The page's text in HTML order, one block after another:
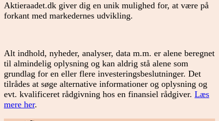
Aktieraadet.dk giver dig en unik mulighed for, at være på
forkant med markedernes udvikling.
Alt indhold, nyheder, analyser, data m.m. er alene beregnet
til almindelig oplysning og kan aldrig stå alene som
grundlag for en eller flere investeringsbeslutninger. Det
tilrådes at søge alternative informationer og oplysning og
evt. kvalificeret rådgivning hos en finansiel rådgiver. Læs
mere her.